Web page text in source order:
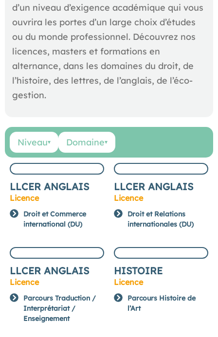
d’un niveau d’exigence académique qui vous
ouvrira les portes d’un large choix d’études
ou du monde professionnel. Découvrez nos
licences, masters et formations en
alternance, dans les domaines du droit, de
l’histoire, des lettres, de l’anglais, de l’éco-
gestion.
Niveau▾ Domaine▾
LLCER ANGLAIS
Licence
Droit et Commerce
international (DU)
LLCER ANGLAIS
Licence
Droit et Relations
internationales (DU)
LLCER ANGLAIS
Licence
Parcours Traduction /
Interprétariat /
Enseignement
HISTOIRE
Licence
Parcours Histoire de
l’Art